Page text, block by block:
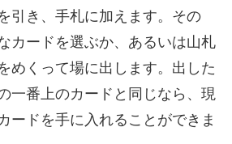
引き、手札に加えます。その
カードを選ぶか、あるいは山札
めくって場に出します。出した
一番上のカードと同じなら、現
ードを手に入れることができま